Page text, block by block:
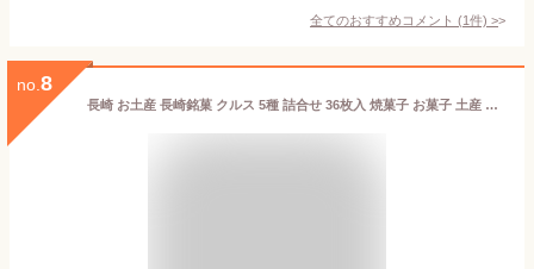
全てのおすすめコメント (1件) >
no. 8
長崎 お土産 長崎銘菓 クルス 5種 詰合せ 36枚入 焼菓子 お菓子 土産 手土産 長崎土産 修学旅行 お取り寄せ ジンジャー ホワイトチョコ 珈琲 さちのか 苺 抹茶 ゆうこう 長崎県産 スイーツ ギフト プレゼント かわいい お礼 個包装 老舗 御中元